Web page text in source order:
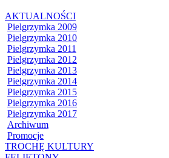
AKTUALNOŚCI
Pielgrzymka 2009
Pielgrzymka 2010
Pielgrzymka 2011
Pielgrzymka 2012
Pielgrzymka 2013
Pielgrzymka 2014
Pielgrzymka 2015
Pielgrzymka 2016
Pielgrzymka 2017
Archiwum
Promocje
TROCHĘ KULTURY